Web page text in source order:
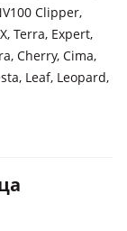
Clipper,
Terra, Expert,
Cherry, Cima,
Leaf, Leopard,